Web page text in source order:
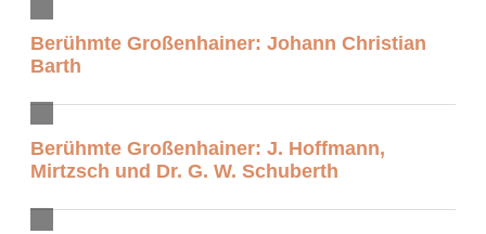
Berühmte Großenhainer: Johann Christian
Barth
Berühmte Großenhainer: J. Hoffmann,
Mirtzsch und Dr. G. W. Schuberth